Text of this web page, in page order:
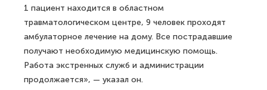
1 пациент находится в областном
травматологическом центре, 9 человек проходят
амбулаторное лечение на дому. Все пострадавшие
получают необходимую медицинскую помощь.
Работа экстренных служб и администрации
продолжается», — указал он.